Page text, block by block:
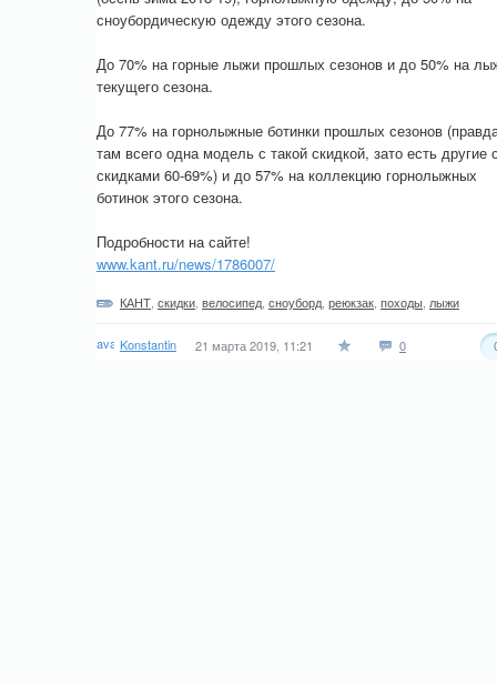
сноубордическую одежду этого сезона.
До 70% на горные лыжи прошлых сезонов и до 50% на
текущего сезона.
До 77% на горнолыжные ботинки прошлых сезонов
там всего одна модель с такой скидкой, зато есть другие
скидками 60-69%) и до 57% на коллекцию горнолыжных
ботинок этого сезона.
Подробности на сайте!
www.kant.ru/news/1786007/
КАНТ скидки велосипед сноуборд реюкзак походы лыжи
Konstantin 21 марта 2019, 11:21 0